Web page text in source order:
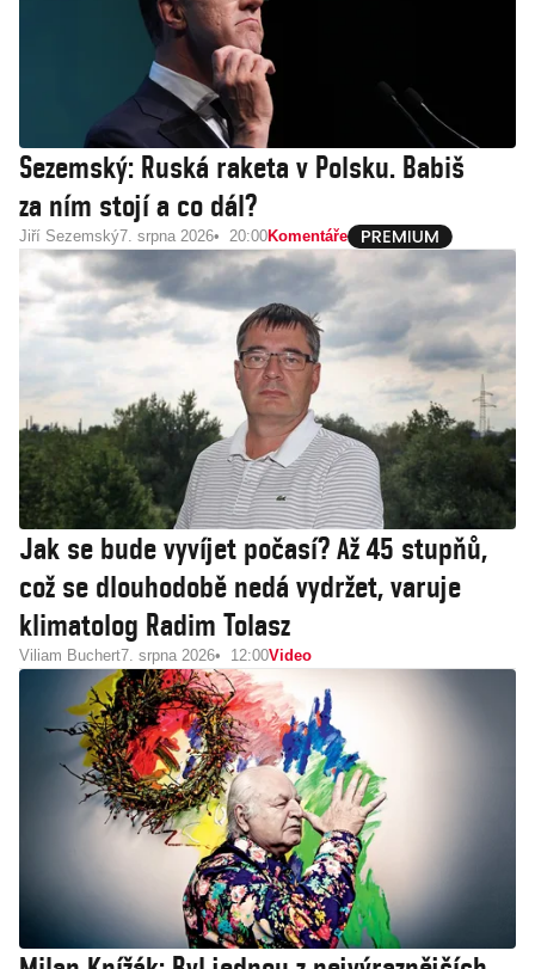
Sezemský: Ruská raketa v Polsku. Babiš
za ním stojí a co dál?
Jiří Sezemský7. srpna 2026 20:00Komentáře
Jak se bude vyvíjet počasí? Až 45 stupňů,
což se dlouhodobě nedá vydržet, varuje
klimatolog Radim Tolasz
Viliam Buchert7. srpna 2026 12:00Video